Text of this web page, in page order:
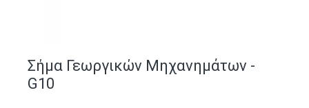
Σήμα Γεωργικών Μηχανημάτων -
G10